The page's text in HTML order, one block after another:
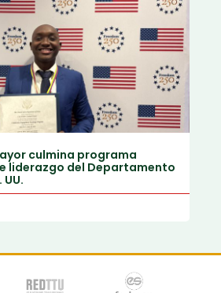
culmina programa
liderazgo del Departamento
UU.